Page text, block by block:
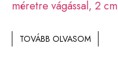
méretre vágással, 2 cm
TOVÁBB OLVASOM